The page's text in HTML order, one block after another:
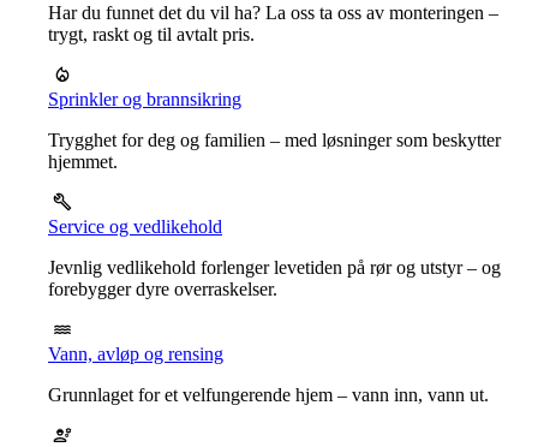
Har du funnet det du vil ha? La oss ta oss av monteringen –
trygt, raskt og til avtalt pris.
Sprinkler og brannsikring
Trygghet for deg og familien – med løsninger som beskytter
hjemmet.
Service og vedlikehold
Jevnlig vedlikehold forlenger levetiden på rør og utstyr – og
forebygger dyre overraskelser.
Vann, avløp og rensing
Grunnlaget for et velfungerende hjem – vann inn, vann ut.